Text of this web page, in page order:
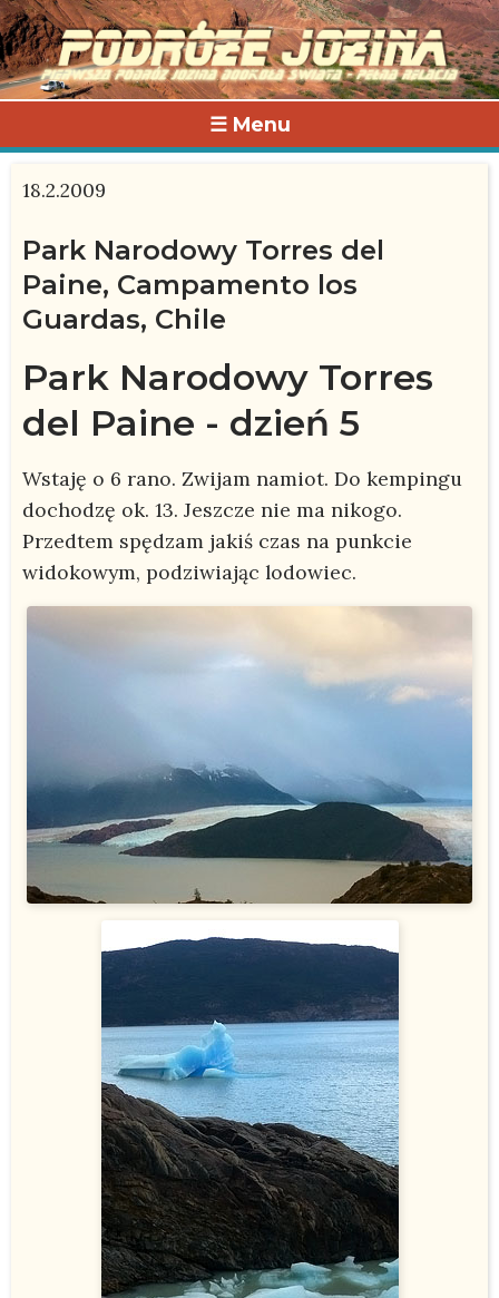
☰ Menu
18.2.2009
Park Narodowy Torres del
Paine, Campamento los
Guardas, Chile
Park Narodowy Torres
del Paine - dzień 5
Wstaję o 6 rano. Zwijam namiot. Do kempingu
dochodzę ok. 13. Jeszcze nie ma nikogo.
Przedtem spędzam jakiś czas na punkcie
widokowym, podziwiając lodowiec.